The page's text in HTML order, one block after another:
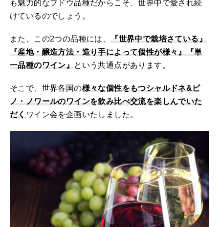
も魅力的なブドウ品種だからこそ、世界中で愛され続
けているのでしょう。
また、この2つの品種には、『世界中で栽培さている』
『産地・醸造方法・造り手によって個性が様々』『単
一品種のワイン』という共通点があります。
そこで、世界各国の様々な個性をもつシャルドネ&ピ
ノ・ノワールのワインを飲み比べ交流を楽しんでいた
だくワイン会を企画いたしました。